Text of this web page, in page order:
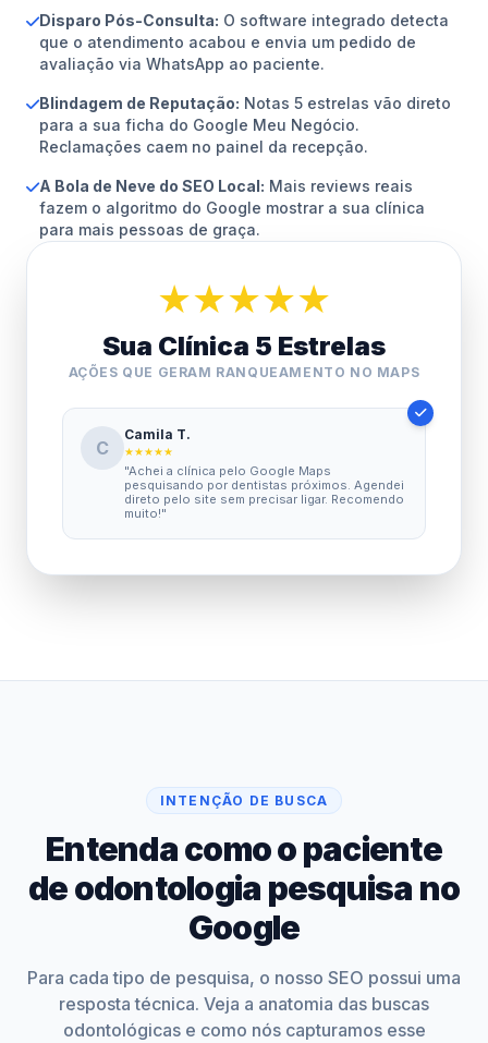
Disparo Pós-Consulta: O software integrado detecta
que o atendimento acabou e envia um pedido de
avaliação via WhatsApp ao paciente.
Blindagem de Reputação: Notas 5 estrelas vão direto
para a sua ficha do Google Meu Negócio.
Reclamações caem no painel da recepção.
A Bola de Neve do SEO Local: Mais reviews reais
fazem o algoritmo do Google mostrar a sua clínica
para mais pessoas de graça.
★★★★★
Sua Clínica 5 Estrelas
AÇÕES QUE GERAM RANQUEAMENTO NO MAPS
C
Camila T.
★★★★★
"Achei a clínica pelo Google Maps
pesquisando por dentistas próximos. Agendei
direto pelo site sem precisar ligar. Recomendo
muito!"
INTENÇÃO DE BUSCA
Entenda como o paciente
de odontologia pesquisa no
Google
Para cada tipo de pesquisa, o nosso SEO possui uma
resposta técnica. Veja a anatomia das buscas
odontológicas e como nós capturamos esse